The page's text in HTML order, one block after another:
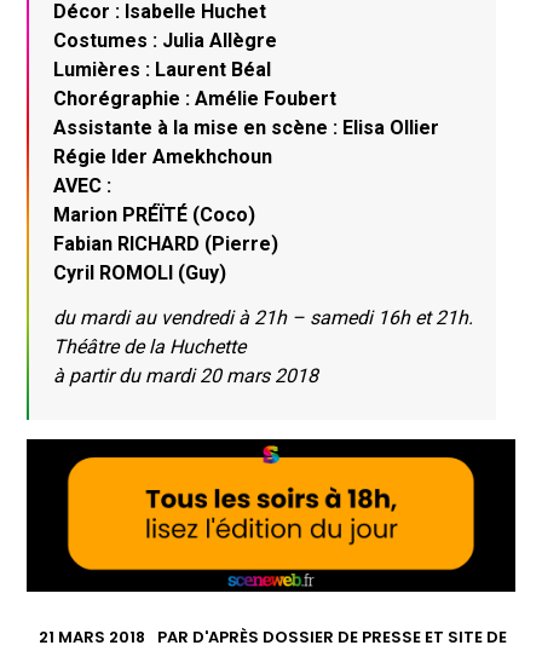
Décor : Isabelle Huchet
Costumes : Julia Allègre
Lumières : Laurent Béal
Chorégraphie : Amélie Foubert
Assistante à la mise en scène : Elisa Ollier
Régie Ider Amekhchoun
AVEC :
Marion PRÉÏTÉ (Coco)
Fabian RICHARD (Pierre)
Cyril ROMOLI (Guy)
du mardi au vendredi à 21h – samedi 16h et 21h.
Théâtre de la Huchette
à partir du mardi 20 mars 2018
21 MARS 2018 PAR D'APRÈS DOSSIER DE PRESSE ET SITE DE